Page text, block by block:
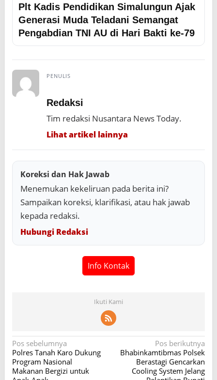
Plt Kadis Pendidikan Simalungun Ajak
Generasi Muda Teladani Semangat
Pengabdian TNI AU di Hari Bakti ke-79
PENULIS
Redaksi
Tim redaksi Nusantara News Today.
Lihat artikel lainnya
Koreksi dan Hak Jawab
Menemukan kekeliruan pada berita ini?
Sampaikan koreksi, klarifikasi, atau hak jawab
kepada redaksi.
Hubungi Redaksi
Info Kontak
Ikuti Kami
N
a
v
Pos sebelumnya
Polres Tanah Karo Dukung
Program Nasional
Makanan Bergizi untuk
Pos berikutnya
Bhabinkamtibmas Polsek
Berastagi Gencarkan
Cooling System Jelang